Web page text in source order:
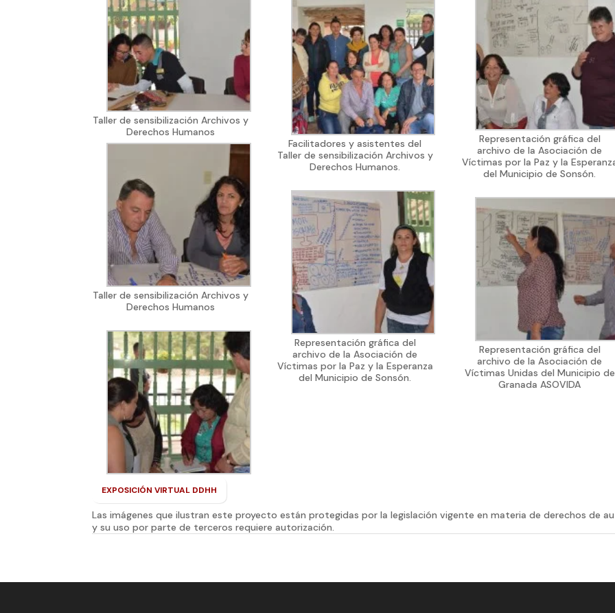
Taller de sensibilización Archivos y
Derechos Humanos
Taller de sensibilización Archivos y
Derechos Humanos
Facilitadores y asistentes del
Taller de sensibilización Archivos y
Derechos Humanos.
Representación gráfica del
archivo de la Asociación de
Víctimas por la Paz y la Esperanza
del Municipio de Sonsón.
Representación gráfica del
archivo de la Asociación de
Víctimas por la Paz y la
del Municipio de Sonsón.
Representación gráfica del
archivo de la Asociación de
Víctimas Unidas del Municipio de
Granada ASOVIDA
EXPOSICIÓN VIRTUAL DDHH
Las imágenes que ilustran este proyecto están protegidas por la legislación vigente en materia de derechos de
y su uso por parte de terceros requiere autorización.